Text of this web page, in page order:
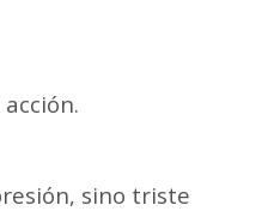
sino triste